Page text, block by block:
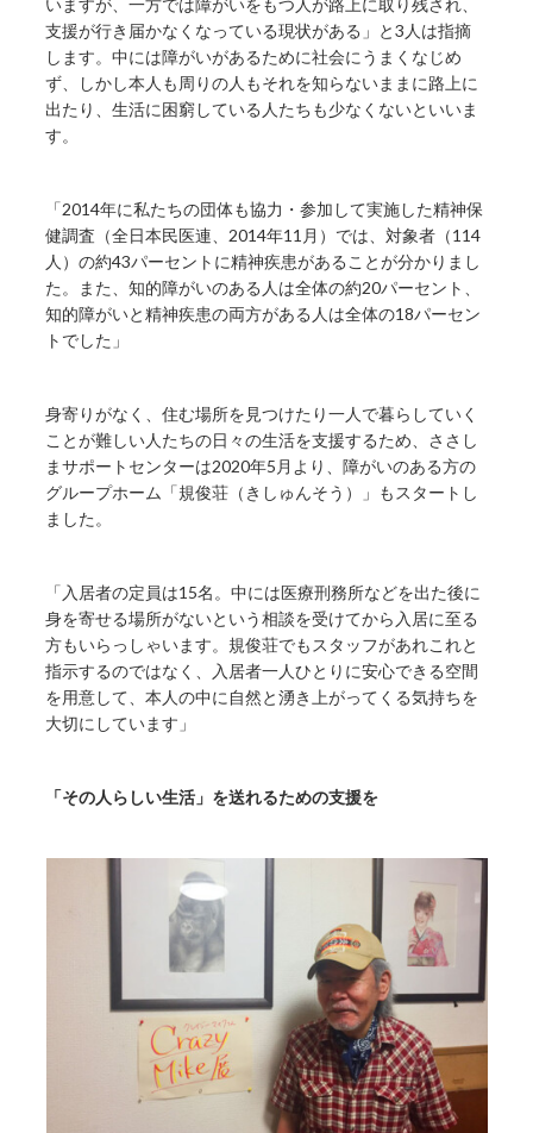
いますが、一方では障がいをもつ人が路上に取り残され、
支援が行き届かなくなっている現状がある」と3人は指摘
します。中には障がいがあるために社会にうまくなじめ
ず、しかし本人も周りの人もそれを知らないままに路上に
出たり、生活に困窮している人たちも少なくないといいま
す。
「2014年に私たちの団体も協力・参加して実施した精神保
健調査（全日本民医連、2014年11月）では、対象者（114
人）の約43パーセントに精神疾患があることが分かりまし
た。また、知的障がいのある人は全体の約20パーセント、
知的障がいと精神疾患の両方がある人は全体の18パーセン
トでした」
身寄りがなく、住む場所を見つけたり一人で暮らしていく
ことが難しい人たちの日々の生活を支援するため、ささし
まサポートセンターは2020年5月より、障がいのある方の
グループホーム「規俊荘（きしゅんそう）」もスタートし
ました。
「入居者の定員は15名。中には医療刑務所などを出た後に
身を寄せる場所がないという相談を受けてから入居に至る
方もいらっしゃいます。規俊荘でもスタッフがあれこれと
指示するのではなく、入居者一人ひとりに安心できる空間
を用意して、本人の中に自然と湧き上がってくる気持ちを
大切にしています」
「その人らしい生活」を送れるための支援を